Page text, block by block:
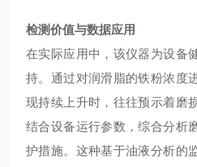
检测价值与数据应用
在实际应用中，该仪器为设备
持。通过对润滑脂的铁粉浓度
现持续上升时，往往预示着磨
结合设备运行参数，综合分析
护措施。这种基于油液分析的